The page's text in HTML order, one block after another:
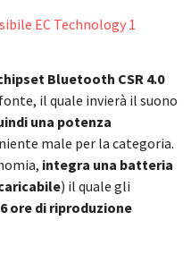
Bluetooth CSR 4.0
il quale invierà il suono
una potenza
male per la categoria.
integra una batteria
) il quale gli
ore di riproduzione